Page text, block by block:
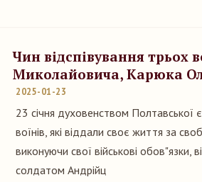
Чин відспівування
Миколайовича, Карюка
2025-01-23
23 січня духовенством Полтавської
воїнів, які віддали своє життя за
виконуючи свої військові обов"язки,
солдатом Андрійц